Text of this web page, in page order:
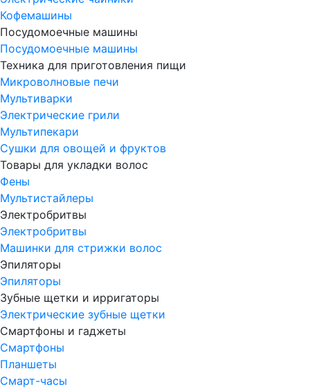
Кофемашины
Посудомоечные машины
Посудомоечные машины
Техника для приготовления пищи
Микроволновые печи
Мультиварки
Электрические грили
Мультипекари
Сушки для овощей и фруктов
Товары для укладки волос
Фены
Мультистайлеры
Электробритвы
Электробритвы
Машинки для стрижки волос
Эпиляторы
Эпиляторы
Зубные щетки и ирригаторы
Электрические зубные щетки
Смартфоны и гаджеты
Смартфоны
Планшеты
Смарт-часы